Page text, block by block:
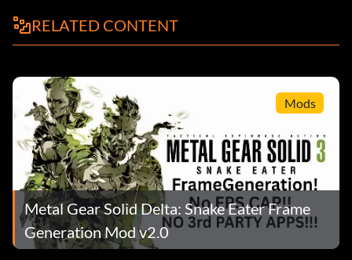
RELATED CONTENT
Mods
Metal Gear Solid Delta: Snake Eater Frame
Generation Mod v2.0